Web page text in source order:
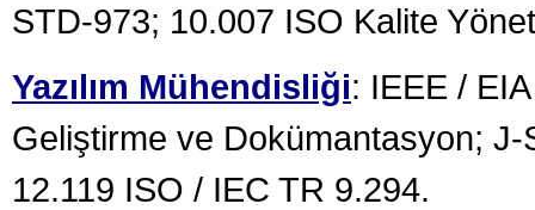
STD-973; 10.007 ISO Kalite
Yazılım Mühendisliği: IEEE /
Geliştirme ve Dokümantasyon;
12.119 ISO / IEC TR 9.294.